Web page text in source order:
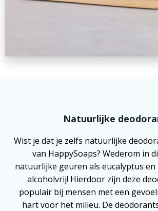
Natuurlijke
Wist je dat je zelfs natuurlijke
van HappySoaps? Wederom in
natuurlijke geuren als eucalyptus en
alcoholvrij! Hierdoor zijn deze
populair bij mensen met een
hart voor het milieu. De